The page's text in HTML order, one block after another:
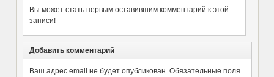
Вы может стать первым оставившим комментарий к этой
записи!
Добавить комментарий
Ваш адрес email не будет опубликован. Обязательные поля